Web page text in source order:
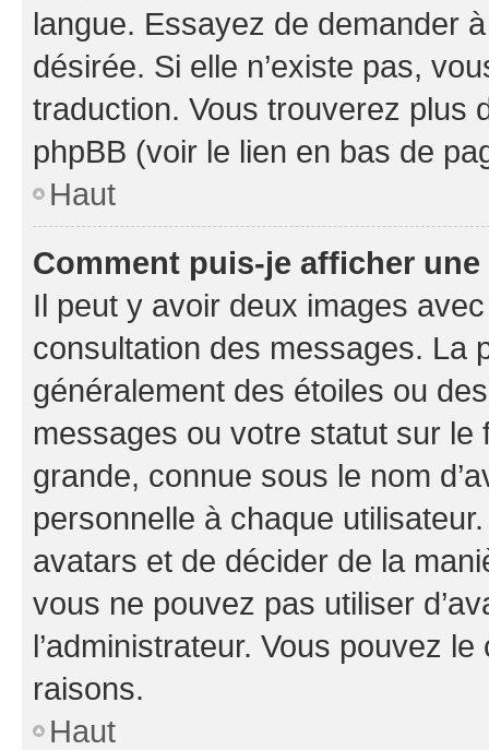
langue. Essayez de demander
désirée. Si elle n’existe pas,
traduction. Vous trouverez plus
phpBB (voir le lien en bas de
Haut
Comment puis-je afficher
Il peut y avoir deux images
consultation des messages. La
généralement des étoiles ou
messages ou votre statut sur
grande, connue sous le nom
personnelle à chaque utilisateur.
avatars et de décider de la
vous ne pouvez pas utiliser
l’administrateur. Vous pouvez
raisons.
Haut